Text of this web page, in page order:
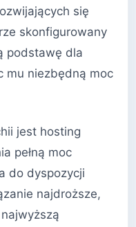
się
skonfigurowany
podstawę dla
mu niezbędną moc
jest hosting
pełną moc
do dyspozycji
najdroższe,